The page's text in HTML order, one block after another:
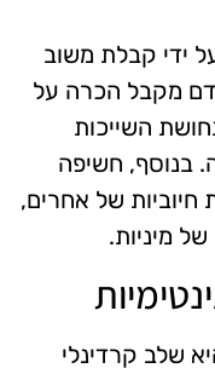
ידי קבלת משוב
מקבל הכרה על
השייכות
בנוסף, חשיפה
חיוביות של אחרים,
מיניות.
שלב קרדינלי